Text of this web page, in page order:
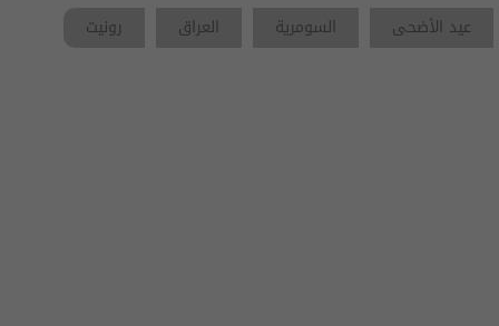
عيد الأضحى
السومرية العراق رونيت